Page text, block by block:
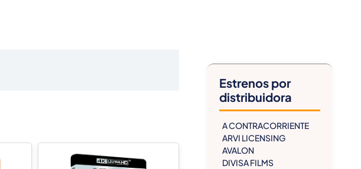
Estrenos por
distribuidora
A CONTRACORRIENTE
ARVI LICENSING
AVALON
DIVISA FILMS